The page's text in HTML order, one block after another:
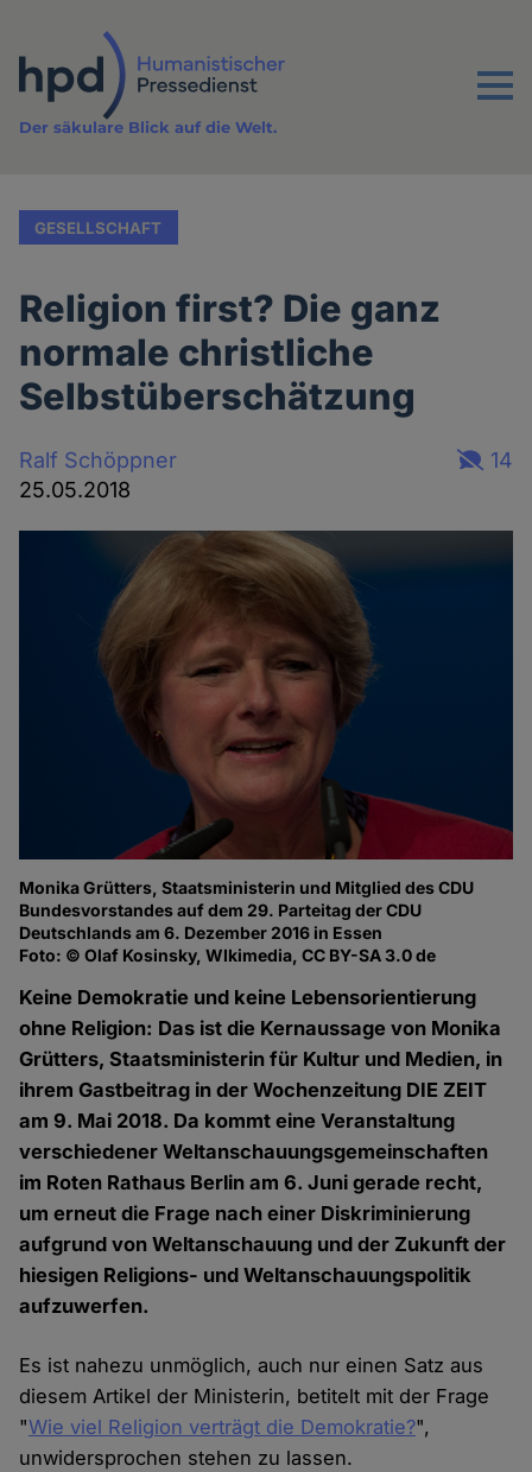
Inhalt
Menu
Der säkulare Blick auf die Welt.
GESELLSCHAFT
Religion first? Die ganz
normale christliche
Selbstüberschätzung
Ralf Schöppner
25.05.2018
14
Monika Grütters, Staatsministerin und Mitglied des CDU
Bundesvorstandes auf dem 29. Parteitag der CDU
Deutschlands am 6. Dezember 2016 in Essen
Foto: © Olaf Kosinsky, WIkimedia, CC BY-SA 3.0 de
Keine Demokratie und keine Lebensorientierung
ohne Religion: Das ist die Kernaussage von Monika
Grütters, Staatsministerin für Kultur und Medien, in
ihrem Gastbeitrag in der Wochenzeitung DIE ZEIT
am 9. Mai 2018. Da kommt eine Veranstaltung
verschiedener Weltanschauungsgemeinschaften
im Roten Rathaus Berlin am 6. Juni gerade recht,
um erneut die Frage nach einer Diskriminierung
aufgrund von Weltanschauung und der Zukunft der
hiesigen Religions- und Weltanschauungspolitik
aufzuwerfen.
Es ist nahezu unmöglich, auch nur einen Satz aus
diesem Artikel der Ministerin, betitelt mit der Frage
"Wie viel Religion verträgt die Demokratie?",
unwidersprochen stehen zu lassen.